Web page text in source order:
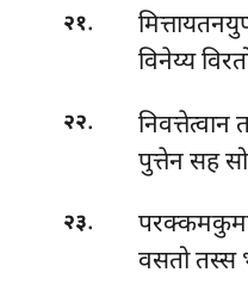
२१.
विनेय्य
२२.
पुत्तेन सह
२३.
वसतो